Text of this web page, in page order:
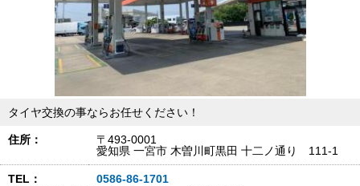
タイヤ交換の事ならお任せください！
住所：
〒493-0001
愛知県 一宮市 木曽川町黒田 十二ノ通り 111-1
TEL： 0586-86-1701